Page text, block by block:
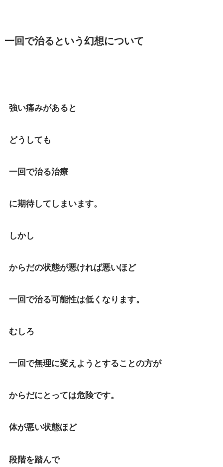
一回で治るという幻想について
強い痛みがあると
どうしても
一回で治る治療
に期待してしまいます。
しかし
からだの状態が悪ければ悪いほど
一回で治る可能性は低くなります。
むしろ
一回で無理に変えようとすることの方が
からだにとっては危険です。
体が悪い状態ほど
段階を踏んで